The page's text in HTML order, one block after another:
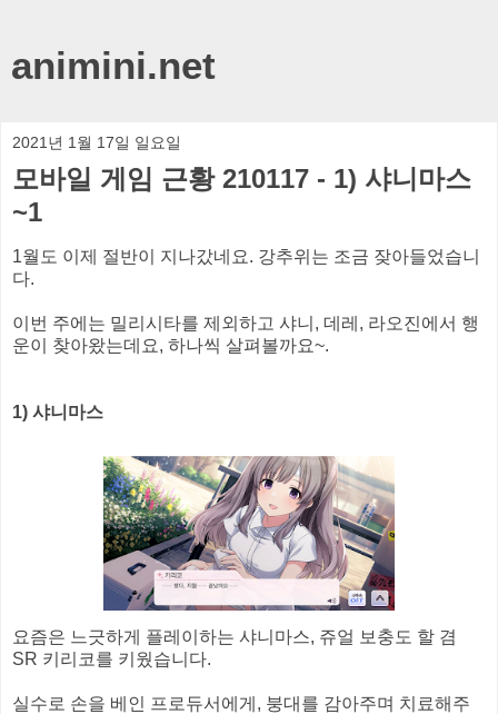
animini.net
2021년 1월 17일 일요일
모바일 게임 근황 210117 - 1) 샤니마스
~1
1월도 이제 절반이 지나갔네요. 강추위는 조금 잦아들었습니
다.
이번 주에는 밀리시타를 제외하고 샤니, 데레, 라오진에서 행
운이 찾아왔는데요, 하나씩 살펴볼까요~.
1) 샤니마스
요즘은 느긋하게 플레이하는 샤니마스, 쥬얼 보충도 할 겸
SR 키리코를 키웠습니다.
실수로 손을 베인 프로듀서에게, 붕대를 감아주며 치료해주